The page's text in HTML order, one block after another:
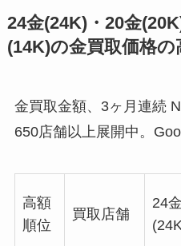
24金(24K)・20金
(14K)の金買取価格の
金買取金額、3ヶ月連続
650店舗以上展開中。
高額
順位
買取店舗
24金